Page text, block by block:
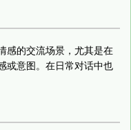
感的交流场景，尤其是在
或意图。在日常对话中也